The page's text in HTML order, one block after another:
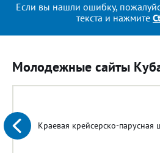
Если вы нашли ошибку,
текста и нажмите
Молодежные сайты
Краевая крейсерско-парусная